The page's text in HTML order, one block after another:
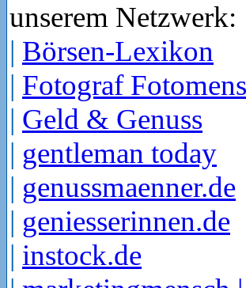
unserem Netzwerk:
| Börsen-Lexikon
| Fotograf
| Geld & Genuss
| gentleman today
| genussmaenner.de
| geniesserinnen.de
| instock.de